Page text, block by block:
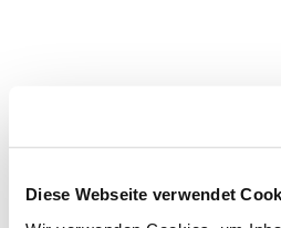
Diese Webseite verwendet